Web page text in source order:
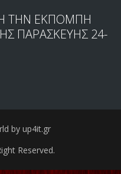
ΤΗΝ ΕΚΠΟΜΠΗ
ΠΑΡΑΣΚΕΥΗΣ 24-
by up4it.gr
Reserved.